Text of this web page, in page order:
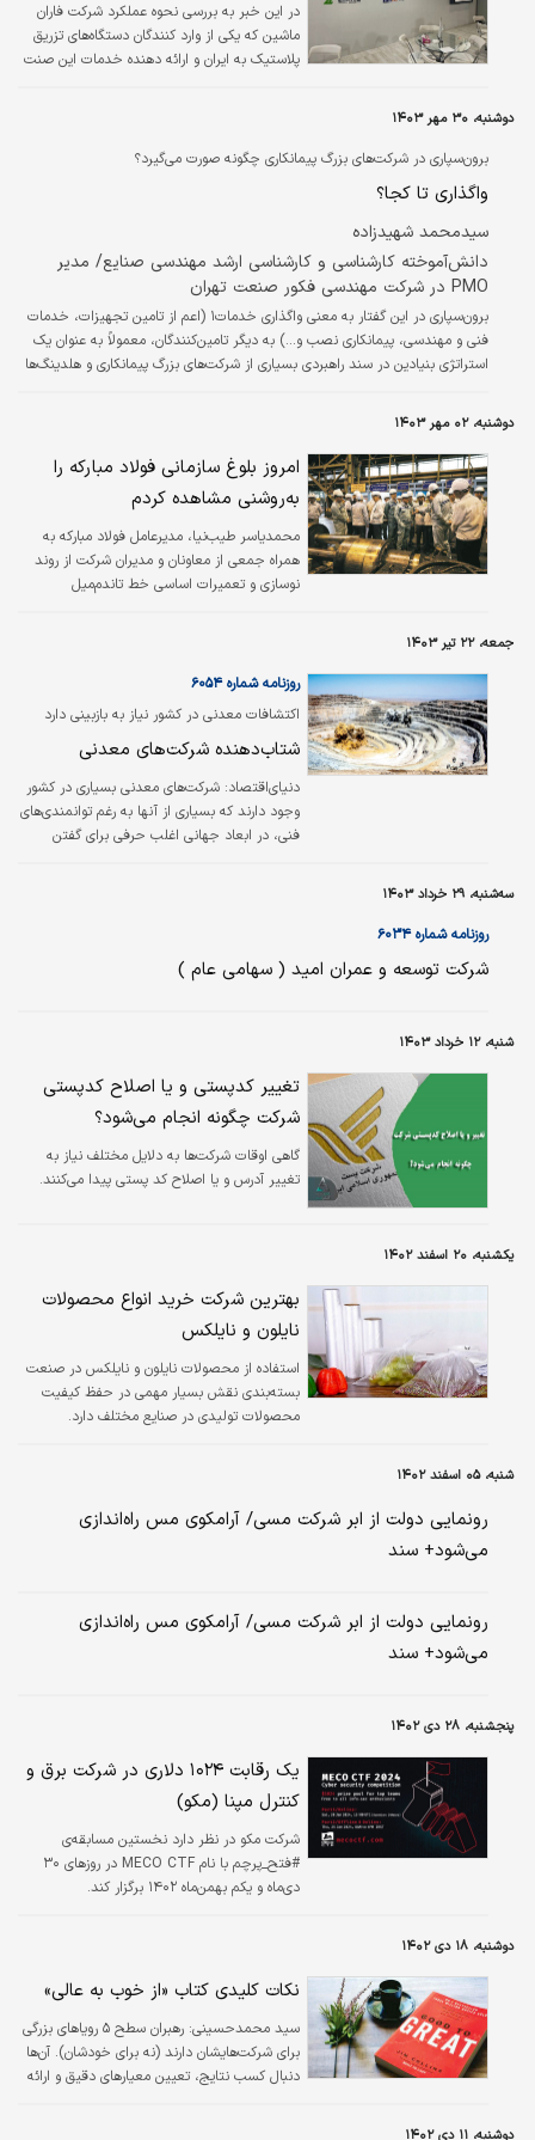
در این خبر به بررسی نحوه عملکرد شرکت فاران
ماشین که یکی از وارد کنندگان دستگاه‌های تزریق
پلاستیک به ایران و ارائه دهنده خدمات این صنت
دوشنبه، ۳۰ مهر ۱۴۰۳
برون‌سپاری در شرکت‌های بزرگ پیمانکاری چگونه صورت می‌گیرد؟
واگذاری تا کجا؟
سیدمحمد شهیدزاده
دانش‌آموخته کارشناسی و کارشناسی ارشد مهندسی صنایع/ مدیر
PMO در شرکت مهندسی فکور صنعت تهران
برون‌سپاری در این گفتار به معنی واگذاری خدمات۱ (اعم از تامین تجهیزات، خدمات
فنی و مهندسی، پیمانکاری نصب و...) به دیگر تامین‌کنندگان، معمولاً به عنوان یک
استراتژی بنیادین در سند راهبردی بسیاری از شرکت‌های بزرگ پیمانکاری و هلدینگ‌ها
دوشنبه، ۰۲ مهر ۱۴۰۳
امروز بلوغ سازمانی فولاد مبارکه را
به‌روشنی مشاهده کردم
محمدیاسر طیب‌نیا، مدیرعامل فولاد مبارکه به
همراه جمعی از معاونان و مدیران شرکت از روند
نوسازی و تعمیرات اساسی خط تاندم‌میل
جمعه، ۲۲ تیر ۱۴۰۳
اکتشافات معدنی در کشور نیاز به بازبینی دارد
روزنامه شماره ۶۰۵۴
شتاب‏‏‌دهنده شرکت‏‏‌های معدنی
دنیای‌اقتصاد‌: شرکت‌‌‌های معدنی بسیاری در کشور
وجود دارند که بسیاری از آنها به رغم توانمندی‌‌‌های
فنی‌، در ابعاد جهانی اغلب حرفی برای گفتن
اکتشافات معدنی بی‌‌‌بهره بوده و هنوز پتانسیل
کشف ذخایر متوسط حتی بزرگ مخصوصا در
سه‌شنبه، ۲۹ خرداد ۱۴۰۳
روزنامه شماره ۶۰۳۴
شرکت توسعه و عمران امید ( سهامی عام )
شنبه، ۱۲ خرداد ۱۴۰۳
تغییر کدپستی و یا اصلاح کدپستی
شرکت چگونه انجام می‌شود؟
گاهی اوقات شرکت‌ها به دلایل مختلف نیاز به
تغییر آدرس و یا اصلاح کد پستی پیدا می‌کنند.
یکشنبه، ۲۰ اسفند ۱۴۰۲
بهترین شرکت خرید انواع محصولات
نایلون و نایلکس
استفاده از محصولات نایلون و نایلکس در صنعت
بسته‌بندی نقش بسیار مهمی در حفظ کیفیت
محصولات تولیدی در صنایع مختلف دارد.
خرید نایلون زمانی مورد توجه قرار می‌گیرد که شما
بتوانید انواع محصولات نایلونی را متناسب با نیاز
شنبه، ۰۵ اسفند ۱۴۰۲
رونمایی دولت از ابر شرکت مسی/ آرامکوی مس راه‌اندازی
می‌شود+ سند
رونمایی دولت از ابر شرکت مسی/ آرامکوی مس راه‌اندازی
می‌شود+ سند
پنجشنبه، ۲۸ دی ۱۴۰۲
یک رقابت ۱۰۲۴ دلاری در شرکت برق و
کنترل مپنا (مکو)
شرکت مکو در نظر دارد نخستین مسابقه‌ی
#فتح_پرچم با نام MECO CTF در روزهای ۳۰
دی‌ماه و یکم بهمن‌ماه ۱۴۰۲ برگزار کند.
دوشنبه، ۱۸ دی ۱۴۰۲
نکات کلیدی کتاب «از خوب به عالی»
سید محمدحسینی: رهبران سطح ۵ رویاهای بزرگی
برای شرکت‌هایشان دارند (نه برای خودشان). آن‌ها
دنبال کسب نتایج، تعیین معیارهای دقیق و ارائه
دوشنبه، ۱۱ دی ۱۴۰۲